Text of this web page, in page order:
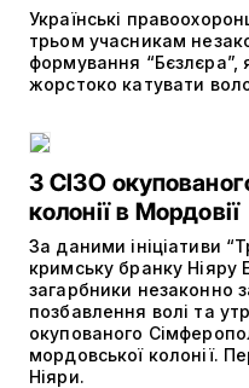
Українські
трьом учасникам
формування “Бєзлєра”,
жорстоко катувати
З СІЗО
колонії в Мордовії
За даними ініціативи
кримську бранку Ніяру
загарбники незаконно
позбавлення волі та
окупованого
мордовської колонії.
Ніяри.